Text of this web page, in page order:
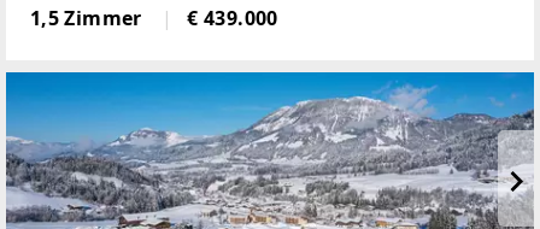
direkt am Skilift und an der Piste in Fieberbrunn im
sagenhaft schönen Pillerseetal.Der hier angebotene
1,5 Zimmer € 439.000